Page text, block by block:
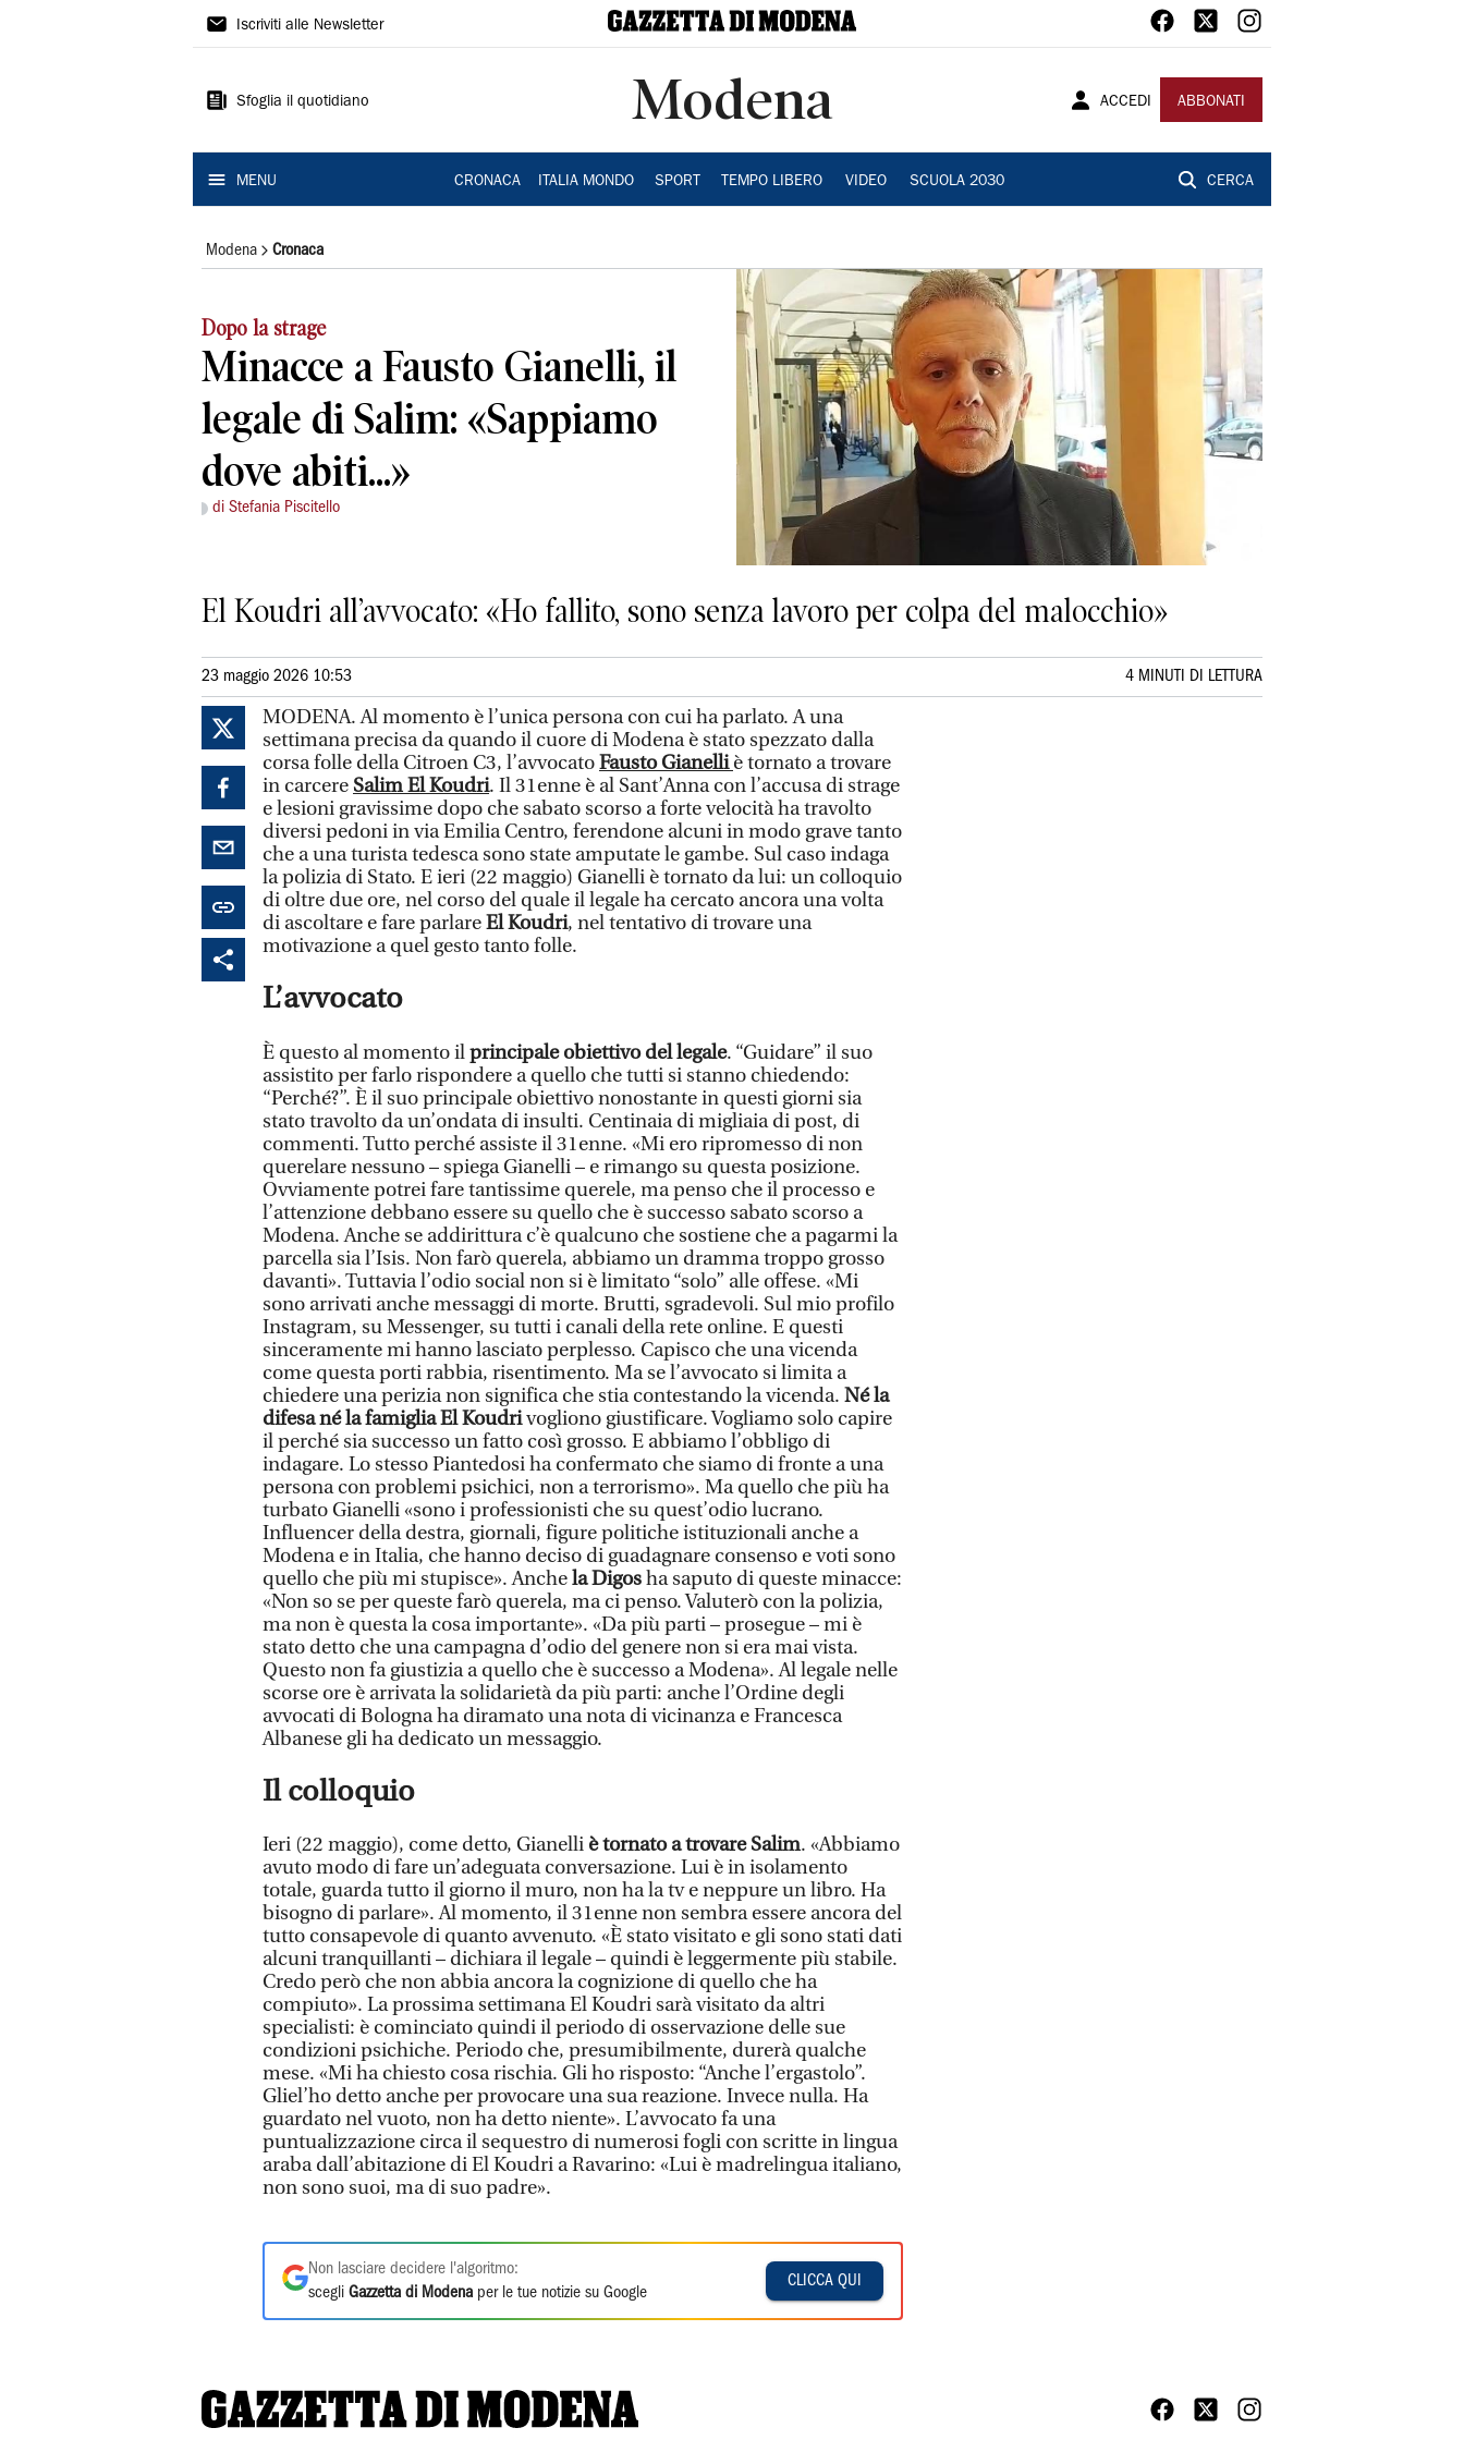
Gazzetta
Modena
Iscriviti alle Newsletter
Sfoglia il quotidiano Modena ACCEDI ABBONATI
MENU CRONACA ITALIA MONDO SPORT TEMPO LIBERO VIDEO SCUOLA 2030 CERCA
Modena Cronaca
Dopo la strage
Minacce a Fausto Gianelli, il
legale di Salim: «Sappiamo
dove abiti...»
di Stefania Piscitello
El Koudri all’avvocato: «Ho fallito, sono senza lavoro per colpa del malocchio»
23 maggio 2026 10:53 4 MINUTI DI LETTURA
MODENA. Al momento è l’unica persona con cui ha parlato. A una
settimana precisa da quando il cuore di Modena è stato spezzato dalla
corsa folle della Citroen C3, l’avvocatoFausto Gianelliè tornato a trovare
in carcere Salim El Koudri. Il 31enne è al Sant’Anna con l’accusa di strage
e lesioni gravissime dopo che sabato scorso a forte velocità ha travolto
diversi pedoni in via Emilia Centro, ferendone alcuni in modo grave tanto
che a una turista tedesca sono state amputate le gambe. Sul caso indaga
la polizia di Stato. E ieri (22 maggio) Gianelli è tornato da lui: un colloquio
di oltre due ore, nel corso del quale il legale ha cercato ancora una volta
di ascoltare e fare parlareEl Koudri, nel tentativo di trovare una
motivazione a quel gesto tanto folle.
L’avvocato
È questo al momento ilprincipale obiettivo del legale. “Guidare” il suo
assistito per farlo rispondere a quello che tutti si stanno chiedendo:
“Perché?”. È il suo principale obiettivo nonostante in questi giorni sia
stato travolto da un’ondata di insulti. Centinaia di migliaia di post, di
commenti. Tutto perché assiste il 31enne. «Mi ero ripromesso di non
querelare nessuno – spiega Gianelli – e rimango su questa posizione.
Ovviamente potrei fare tantissime querele, ma penso che il processo e
l’attenzione debbano essere su quello che è successo sabato scorso a
Modena. Anche se addirittura c’è qualcuno che sostiene che a pagarmi la
parcella sia l’Isis. Non farò querela, abbiamo un dramma troppo grosso
davanti». Tuttavia l’odio social non si è limitato “solo” alle offese. «Mi
sono arrivati anche messaggi di morte. Brutti, sgradevoli. Sul mio profilo
Instagram, su Messenger, su tutti i canali della rete online. E questi
sinceramente mi hanno lasciato perplesso. Capisco che una vicenda
come questa porti rabbia, risentimento. Ma se l’avvocato si limita a
chiedere una perizia non significa che stia contestando la vicenda. Né la
difesa né la famiglia El Koudrivogliono giustificare. Vogliamo solo capire
il perché sia successo un fatto così grosso. E abbiamo l’obbligo di
indagare. Lo stesso Piantedosi ha confermato che siamo di fronte a una
persona con problemi psichici, non a terrorismo». Ma quello che più ha
turbato Gianelli «sono i professionisti che su quest’odio lucrano.
Influencer della destra, giornali, figure politiche istituzionali anche a
Modena e in Italia, che hanno deciso di guadagnare consenso e voti sono
quello che più mi stupisce». Anchela Digosha saputo di queste minacce:
«Non so se per queste farò querela, ma ci penso. Valuterò con la polizia,
ma non è questa la cosa importante». «Da più parti – prosegue – mi è
stato detto che una campagna d’odio del genere non si era mai vista.
Questo non fa giustizia a quello che è successo a Modena». Al legale nelle
scorse ore è arrivata la solidarietà da più parti: anche l’Ordine degli
avvocati di Bologna ha diramato una nota di vicinanza e Francesca
Albanese gli ha dedicato un messaggio.
Il colloquio
Ieri (22 maggio), come detto, Gianelli è tornato a trovare Salim. «Abbiamo
avuto modo di fare un’adeguata conversazione. Lui è in isolamento
totale, guarda tutto il giorno il muro, non ha la tv e neppure un libro. Ha
bisogno di parlare». Al momento, il 31enne non sembra essere ancora del
tutto consapevole di quanto avvenuto. «È stato visitato e gli sono stati dati
alcuni tranquillanti – dichiara il legale – quindi è leggermente più stabile.
Credo però che non abbia ancora la cognizione di quello che ha
compiuto». La prossima settimana El Koudri sarà visitato da altri
specialisti: è cominciato quindi il periodo di osservazione delle sue
condizioni psichiche. Periodo che, presumibilmente, durerà qualche
mese. «Mi ha chiesto cosa rischia. Gli ho risposto: “Anche l’ergastolo”.
Gliel’ho detto anche per provocare una sua reazione. Invece nulla. Ha
guardato nel vuoto, non ha detto niente». L’avvocato fa una
puntualizzazione circa il sequestro di numerosi fogli con scritte in lingua
araba dall’abitazione di El Koudri a Ravarino: «Lui è madrelingua italiano,
non sono suoi, ma di suo padre».
Non lasciare decidere l'algoritmo:
scegli Gazzetta di Modena per le tue notizie su Google
CLICCA QUI